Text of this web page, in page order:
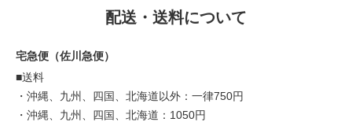
配送・送料について
宅急便（佐川急便）
■送料
・沖縄、九州、四国、北海道以外：一律750円
・沖縄、九州、四国、北海道：1050円